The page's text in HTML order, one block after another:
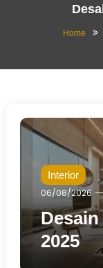
Home
Interior
06/08/2026
2025